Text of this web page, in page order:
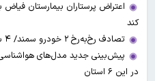
اعتراض پرستاران بیمارستان
کند
تصادف رخ‌به‌رخ ۲ خودرو سمند/ ۴ سرنشین جان باختند
پیش‌بینی جدید مدل‌های
در این ۶ استان